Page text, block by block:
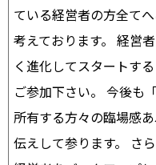
ている経営者の方全て
考えております。 経営
く進化してスタートす
ご参加下さい。 今後も
所有する方々の臨場感
伝えして参ります。 さ